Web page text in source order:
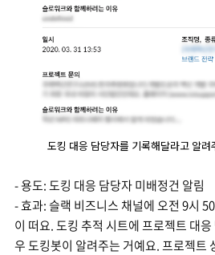
도킹 대응 담당자를 기록해달라고 알
- 용도: 도킹 대응 담당자 미배정건 알림
- 효과: 슬랙 비즈니스 채널에 오전 9시
이 떠요. 도킹 추적 시트에 프로젝트 대
우 도킹봇이 알려주는 거예요. 프로젝트